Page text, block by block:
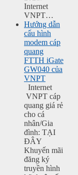
Internet
VNPT…
Hướng dẫn
cấu hình
modem cáp
quang
FTTH iGate
GW040 của
VNPT
Internet
VNPT cáp
quang giá rẻ
cho cá
nhân/Gia
đình: TẠI
ĐÂY
Khuyến mãi
đăng ký
truyền hình